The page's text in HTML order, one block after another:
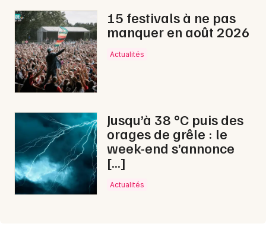
15 festivals à ne pas
manquer en août 2026
Actualités
Jusqu’à 38 °C puis des
orages de grêle : le
week-end s’annonce
[…]
Actualités